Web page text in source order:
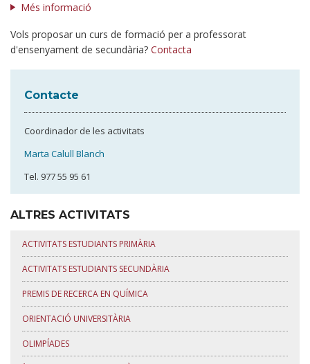
Més informació
Vols proposar un curs de formació per a professorat
d'ensenyament de secundària? Contacta
Contacte
Coordinador de les activitats
Marta Calull Blanch
Tel. 977 55 95 61
ALTRES ACTIVITATS
ACTIVITATS ESTUDIANTS PRIMÀRIA
ACTIVITATS ESTUDIANTS SECUNDÀRIA
PREMIS DE RECERCA EN QUÍMICA
ORIENTACIÓ UNIVERSITÀRIA
OLIMPÍADES